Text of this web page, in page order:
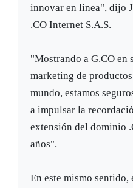
innovar en línea", dijo
.CO Internet S.A.S.
"Mostrando a G.CO en
marketing de
mundo, estamos
a impulsar la
extensión del dominio
años".
En este mismo